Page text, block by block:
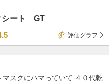
シート GT
評価グラフ
スクにハマっていて ４０代乾